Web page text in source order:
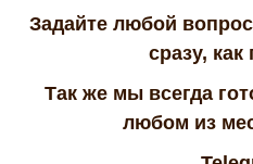
Задайте любой
сразу,
Так же мы всегда
любом из